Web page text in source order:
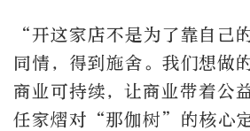
“开这家店不是为了靠自己
同情，得到施舍。我们想做
商业可持续，让商业带着公
任家熠对“那伽树”的核心